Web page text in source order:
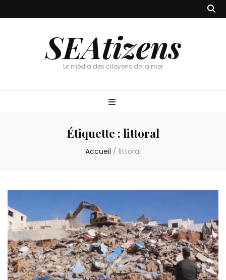
SEAtizens
Le média des citoyens de la mer
Étiquette : littoral
Accueil / littoral